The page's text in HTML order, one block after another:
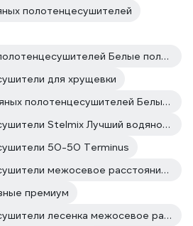
полотенцесушителей
Уголки для водяных полотенцесушителей Белые полотенцесушители
для хрущевки
Соединения для водяных полотенцесушителей Белые полотенцесушители
Водяные полотенцесушители Stelmix Лучший водяной полотенцесушитель
50-50 Terminus
Водяные полотенцесушители межосевое расстояние 500
премиум
Водяные полотенцесушители лесенка межосевое расстояние 500